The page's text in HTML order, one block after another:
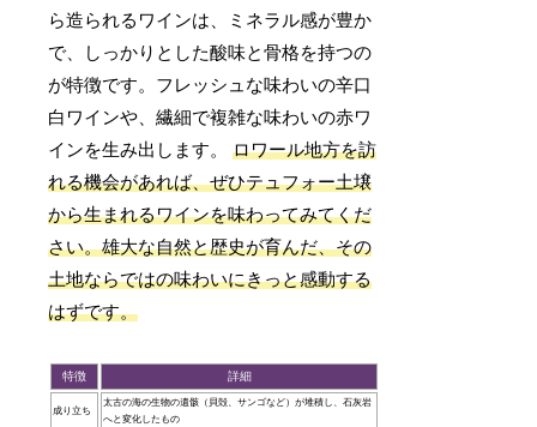
ら造られるワインは、ミネラル感が豊か
で、しっかりとした酸味と骨格を持つの
が特徴です。フレッシュな味わいの辛口
白ワインや、繊細で複雑な味わいの赤ワ
インを生み出します。ロワール地方を訪
れる機会があれば、ぜひテュフォー土壌
から生まれるワインを味わってみてくだ
さい。雄大な自然と歴史が育んだ、その
土地ならではの味わいにきっと感動する
はずです。
特徴 詳細
成り立ち
太古の海の生物の遺骸（貝殻、サンゴなど）が堆積し、石灰岩
へと変化したもの